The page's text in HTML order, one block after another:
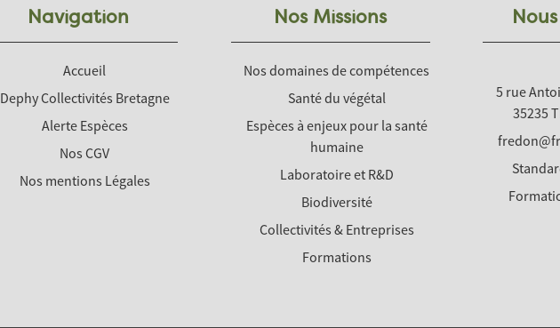
Navigation
Accueil
Dephy Collectivités Bretagne
Alerte Espèces
Nos CGV
Nos mentions Légales
Nos Missions
Nos domaines de compétences
Santé du végétal
Espèces à enjeux pour la santé
humaine
Laboratoire et R&D
Biodiversité
Collectivités & Entreprises
Formations
5 rue
35235